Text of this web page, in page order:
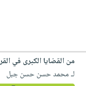
من القضايا الكبرى في
لـ محمد حسن حسن جبل